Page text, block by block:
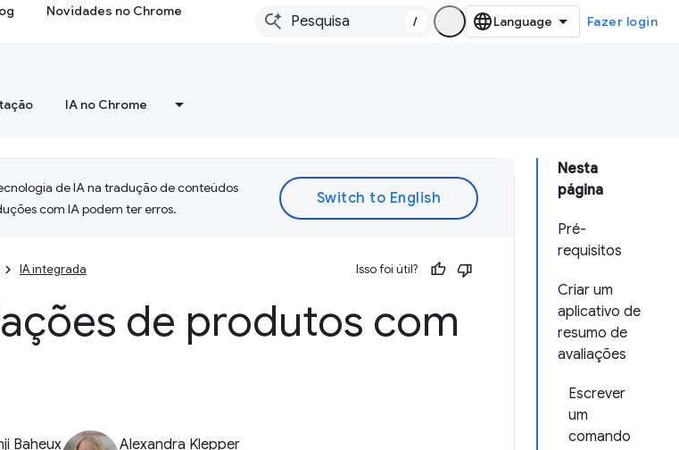
Novidades no Chrome
/ Fazer login
IA no Chrome
Nesta
página
Pré-
requisitos
Criar um
aplicativo de
resumo de
avaliações
Escrever
um
comando
de IA na tradução de conteúdos
com IA podem ter erros.
IA integrada Isso foi útil?
de produtos com
Baheux Alexandra Klepper